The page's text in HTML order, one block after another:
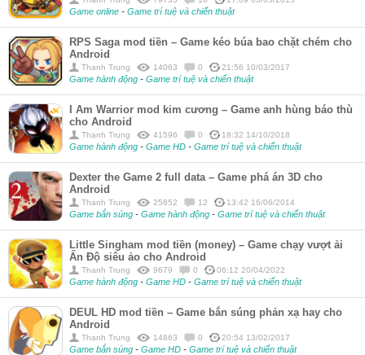
Game online - Game trí tuệ và chiến thuật
RPS Saga mod tiền – Game kéo búa bao chặt chém cho
Android
Thanh Trung 14063 0 21:56 10/03/2017
Game hành động - Game trí tuệ và chiến thuật
I Am Warrior mod kim cương – Game anh hùng báo thù
cho Android
Thanh Trung 41596 0 18:32 14/10/2018
Game hành động - Game HD - Game trí tuệ và chiến thuật
Dexter the Game 2 full data – Game phá án 3D cho
Android
Thanh Trung 25852 12 13:42 16/06/2014
Game bắn súng - Game hành động - Game trí tuệ và chiến thuật
Little Singham mod tiền (money) – Game chạy vượt ải
Ấn Độ siêu ảo cho Android
Thanh Trung 9679 0 06:12 20/04/2022
Game hành động - Game HD - Game trí tuệ và chiến thuật
DEUL HD mod tiền – Game bắn súng phản xạ hay cho
Android
Thanh Trung 14863 0 20:54 13/02/2017
Game bắn súng - Game HD - Game trí tuệ và chiến thuật